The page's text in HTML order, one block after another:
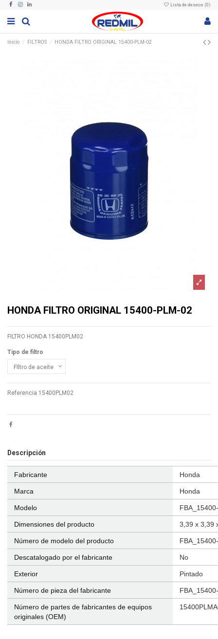
Lista de deseos (0)
Inicio FILTROS HONDA FILTRO ORIGINAL 15400-PLM-02
HONDA FILTRO ORIGINAL 15400-PLM-02
FILTRO HONDA 15400PLM02
Tipo de filtro
Referencia 15400PLM02
Descripción
Fabricante ‎Honda
Marca ‎Honda
Modelo
Dimensiones del producto ‎3,39 x 3,39
Número de modelo del producto
Descatalogado por el fabricante ‎No
Exterior ‎Pintado
Número de pieza del fabricante
Número de partes de fabricantes de equipos
originales (OEM)